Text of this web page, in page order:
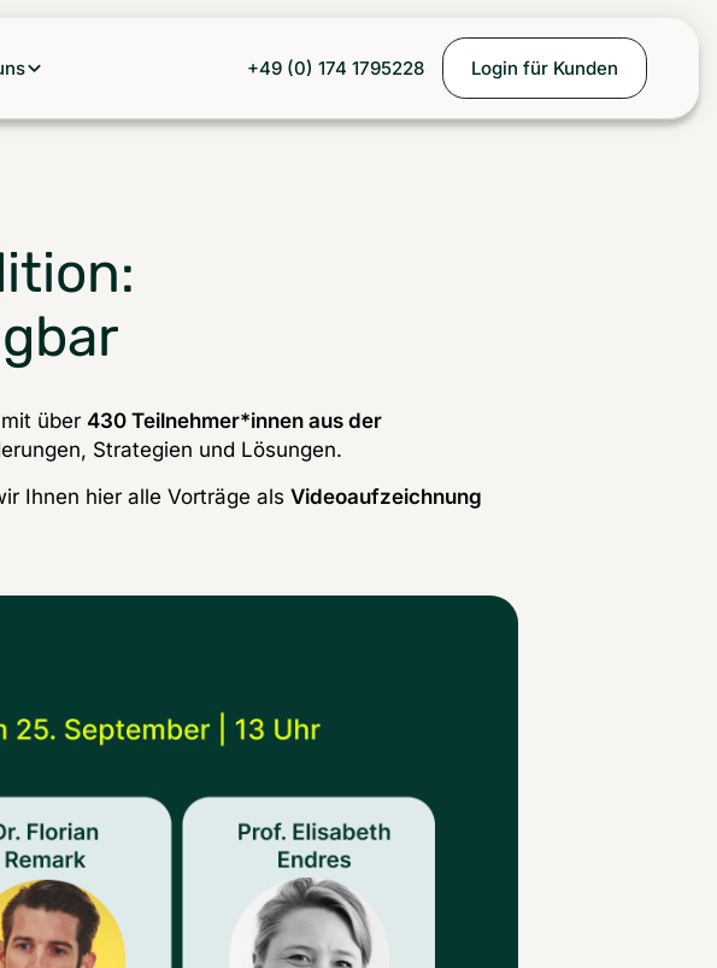
+49 (0) 174 1795228 Login für Kunden
über 430 Teilnehmer*innen aus der
Strategien und Lösungen.
Ihnen hier alle Vorträge als Videoaufzeichnung